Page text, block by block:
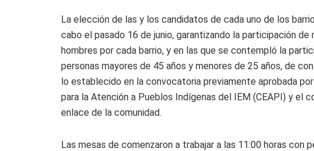
La elección de las y los candidatos de cada uno de los
cabo el pasado 16 de junio, garantizando la participación de
hombres por cada barrio, y en las que se contempló la
personas mayores de 45 años y menores de 25 años, de
lo establecido en la convocatoria previamente aprobada
para la Atención a Pueblos Indígenas del IEM (CEAPI) y el
enlace de la comunidad.
Las mesas de comenzaron a trabajar a las 11:00 horas con